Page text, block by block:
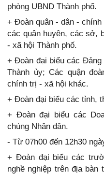
phòng UBND Thành phố.
+ Đoàn quân - dân -
các quận huyện, các sở,
- xã hội Thành phố.
+ Đoàn đại biểu các
Thành ủy; Các quận
chính trị - xã hội khác.
+ Đoàn đại biểu các tỉnh,
+ Đoàn đại biểu các
chúng Nhân dân.
- Từ 07h00 đến 12h30
+ Đoàn đại biểu các
nghề nghiệp trên địa bàn